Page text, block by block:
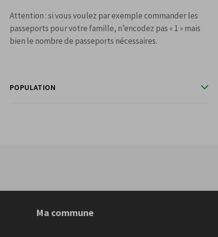
Attention : si vous voulez par exemple commander les
passeports pour votre famille, n’encodez pas « 1 » mais
bien le nombre de passeports nécessaires.
POPULATION
Ma commune